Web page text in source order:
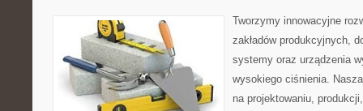
Tworzymy innowacyjne
zakładów produkcyjnych,
systemy oraz urządzenia
wysokiego ciśnienia.
na projektowaniu,